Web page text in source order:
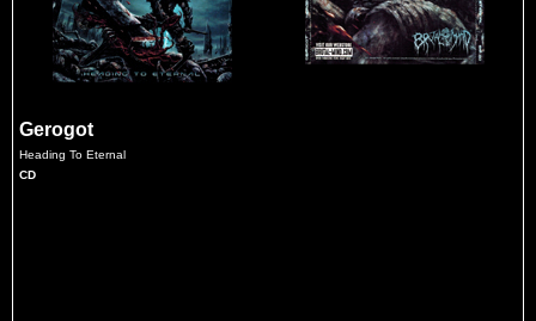
Gerogot
Heading To Eternal
CD